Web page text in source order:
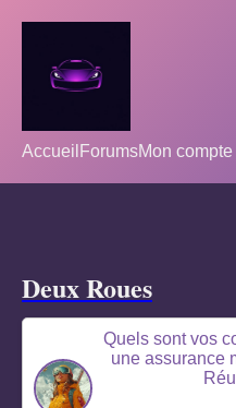
Accueil ForumsMon compte
Deux Roues
Quels sont vos
une assurance